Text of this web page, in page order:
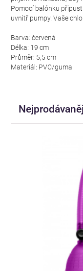
Pomocí balónku
uvnitř pumpy. Vaše
Barva: červená
Délka: 19 cm
Průměr: 5,5 cm
Materiál: PVC/guma